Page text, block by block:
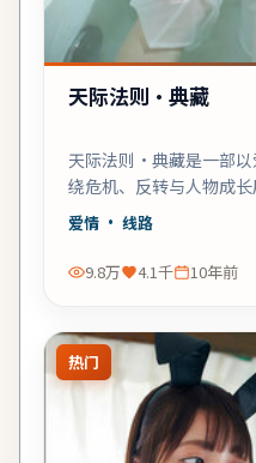
天际法则·典藏
天际法则·典藏是一部
绕危机、反转与人物成
推荐观看。
爱情 · 线路
9.8万 4.1千 10年前
热门